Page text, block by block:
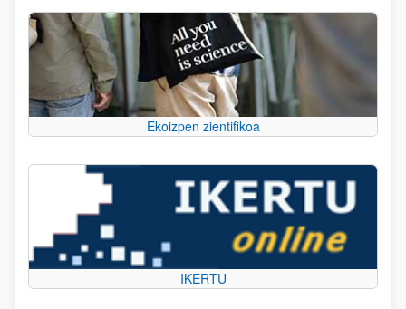
Ekoizpen zientifikoa
IKERTU